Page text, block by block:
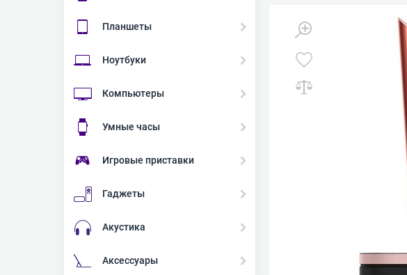
Планшеты
Ноутбуки
Компьютеры
Умные часы
Игровые приставки
Гаджеты
Акустика
Аксессуары